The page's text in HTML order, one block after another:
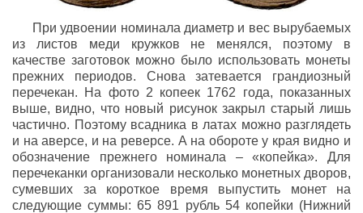
При удвоении номинала диаметр и вес вырубаемых
из листов меди кружков не менялся, поэтому в
качестве заготовок можно было использовать монеты
прежних периодов. Снова затевается грандиозный
перечекан. На фото 2 копеек 1762 года, показанных
выше, видно, что новый рисунок закрыл старый лишь
частично. Поэтому всадника в латах можно разглядеть
и на аверсе, и на реверсе. А на обороте у края видно и
обозначение прежнего номинала – «копейка». Для
перечеканки организовали несколько монетных дворов,
сумевших за короткое время выпустить монет на
следующие суммы: 65 891 рубль 54 копейки (Нижний